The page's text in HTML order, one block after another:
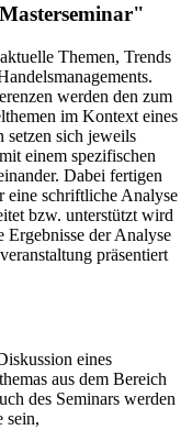
Themen, Trends
werden den zum
im Kontext eines
setzen sich jeweils
einem spezifischen
Dabei fertigen
eine schriftliche Analyse
bzw. unterstützt wird
der Analyse
präsentiert
eines
aus dem Bereich
des Seminars werden
sein,